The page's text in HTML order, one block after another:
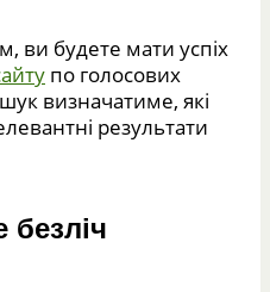
ви будете мати успіх
по голосових
визначатиме, які
результати
безліч